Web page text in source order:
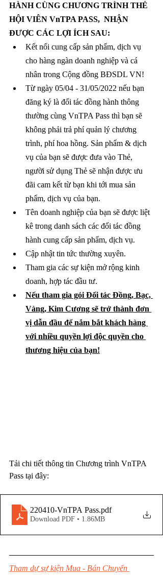
HÀNH CÙNG CHƯƠNG TRÌNH THẺ
HỘI VIÊN VnTPA PASS,  NHẬN
ĐƯỢC CÁC LỢI ÍCH SAU:
Kết nối cung cấp sản phẩm, dịch vụ
cho hàng ngàn doanh nghiệp và cá
nhân trong Cộng đồng BĐSDL VN!
Từ ngày 05/04 - 31/05/2022 nếu bạn
đăng ký là đối tác đồng hành thông
thường cùng VnTPA Pass thì bạn sẽ
không phải trả phí quản lý chương
trình, phí hoa hồng. Sản phẩm & dịch
vụ của bạn sẽ được đưa vào Thẻ,
người sử dụng Thẻ sẽ nhận được ưu
đãi cam kết từ bạn khi tới mua sản
phẩm, dịch vụ của bạn.
Tên doanh nghiệp của bạn sẽ được liệt
kê trong danh sách các đối tác đồng
hành cung cấp sản phẩm, dịch vụ.
Cập nhật tin tức thường xuyên.
Tham gia các sự kiện mở rộng kinh
doanh, hợp tác đầu tư.
Nếu tham gia gói Đối tác Đồng, Bạc,
Vàng, Kim Cương sẽ trở thành đơn
vị dẫn đầu để nắm bắt khách hàng
với nhiều quyền lợi độc quyền cho
thương hiệu của bạn!
Tải chi tiết thông tin Chương trình VnTPA
Pass tại đây:
220410-VnTPA Pass.pdf
Download PDF • 1.86MB
Tham dự sự kiện Mua - Bán Chuyển